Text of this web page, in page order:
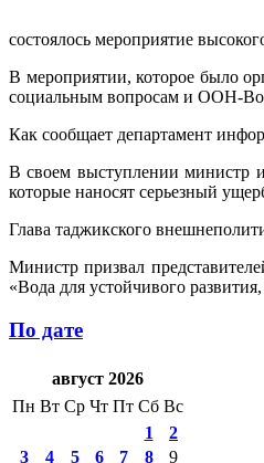
состоялось мероприятие
В мероприятии, которое было
социальным вопросам и ООН-
Как сообщает департамент
В своем выступлении министр
которые наносят серьезный
Глава таджикского
Министр призвал
«Вода для устойчивого
По дате
август 2026
Пн Вт Ср Чт Пт Сб Вс
1
2
3
4 5 6 7 8 9